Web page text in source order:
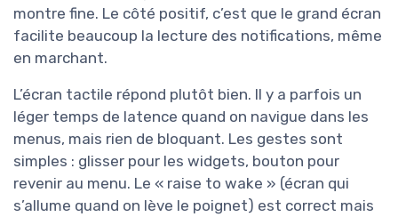
montre fine. Le côté positif, c’est que le grand écran
facilite beaucoup la lecture des notifications, même
en marchant.
L’écran tactile répond plutôt bien. Il y a parfois un
léger temps de latence quand on navigue dans les
menus, mais rien de bloquant. Les gestes sont
simples : glisser pour les widgets, bouton pour
revenir au menu. Le « raise to wake » (écran qui
s’allume quand on lève le poignet) est correct mais